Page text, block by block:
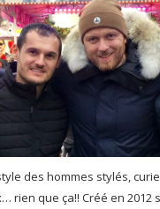
des hommes stylés,
rien que ça!! Créé en 2012